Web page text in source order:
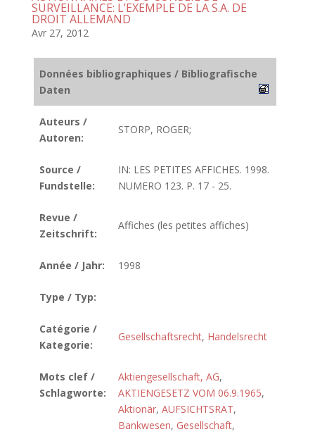
SURVEILLANCE: L’EXEMPLE DE LA S.A. DE
DROIT ALLEMAND
Avr 27, 2012
Données bibliographiques / Bibliografische
Daten
Auteurs /
Autoren:
STORP, ROGER;
Source /
Fundstelle:
IN: LES PETITES AFFICHES. 1998.
NUMERO 123. P. 17 - 25.
Revue /
Zeitschrift:
Affiches (les petites affiches)
Année / Jahr: 1998
Type / Typ:
Catégorie /
Kategorie:
Gesellschaftsrecht, Handelsrecht
Mots clef /
Schlagworte:
Aktiengesellschaft, AG,
AKTIENGESETZ VOM 06.9.1965,
Aktionär, AUFSICHTSRAT,
Bankwesen, Gesellschaft,